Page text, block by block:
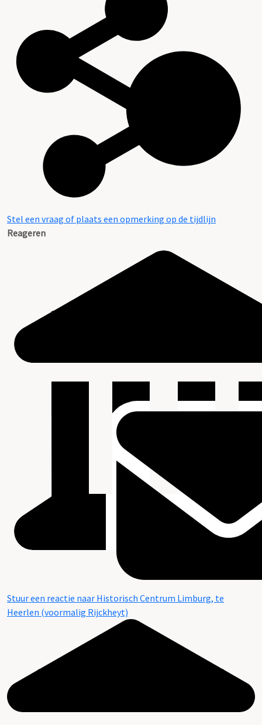
Stel een vraag of plaats een opmerking op de tijdlijn
Reageren
Stuur een reactie naar Historisch Centrum Limburg, te
Heerlen (voormalig Rijckheyt)